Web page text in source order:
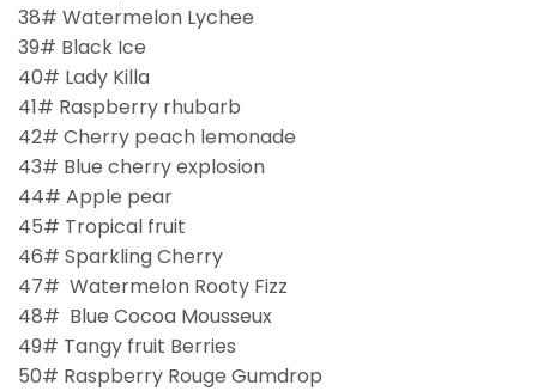
38# Watermelon Lychee
39# Black Ice
40# Lady Killa
41# Raspberry rhubarb
42# Cherry peach lemonade
43# Blue cherry explosion
44# Apple pear
45# Tropical fruit
46# Sparkling Cherry
47# Watermelon Rooty Fizz
48# Blue Cocoa Mousseux
49# Tangy fruit Berries
50# Raspberry Rouge Gumdrop